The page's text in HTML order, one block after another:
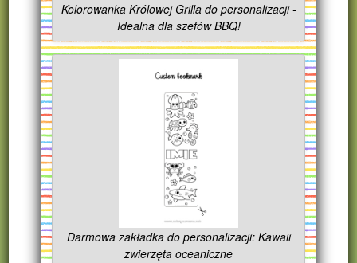
Kolorowanka Królowej Grilla do personalizacji -
Idealna dla szefów BBQ!
Darmowa zakładka do personalizacji: Kawaii
zwierzęta oceaniczne